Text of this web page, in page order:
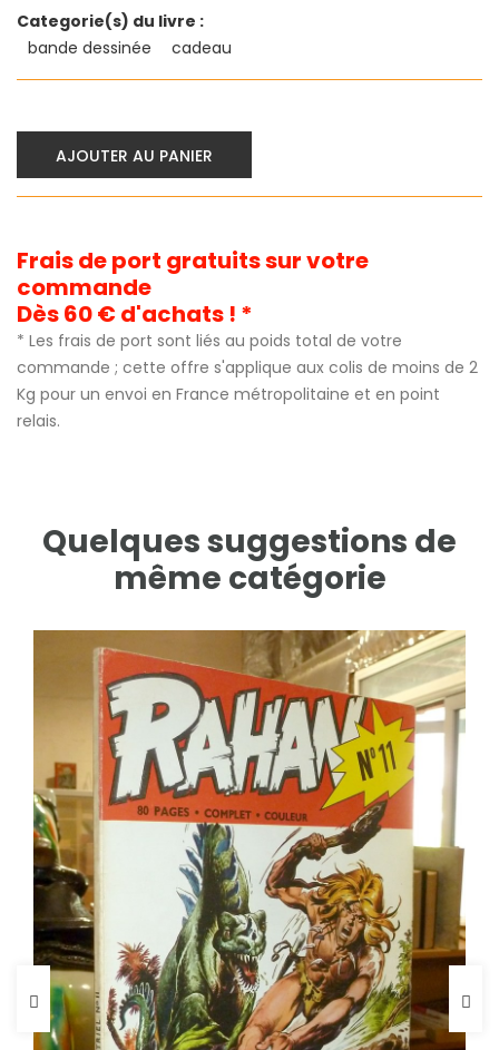
Categorie(s) du livre :
bande dessinée
cadeau
AJOUTER AU PANIER
Frais de port gratuits sur votre
commande
Dès 60 € d'achats ! *
* Les frais de port sont liés au poids total de votre
commande ; cette offre s'applique aux colis de moins de 2
Kg pour un envoi en France métropolitaine et en point
relais.
Quelques suggestions de
même catégorie